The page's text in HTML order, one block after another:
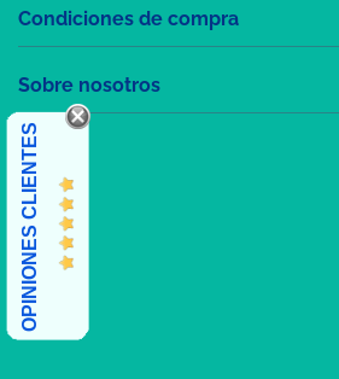
Condiciones de compra
Sobre nosotros
OPINIONES CLIENTES